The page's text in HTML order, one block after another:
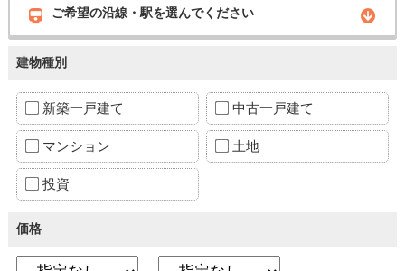
ご希望の沿線・駅を選んでください
建物種別
新築一戸建て 中古一戸建て
マンション 土地
投資
価格